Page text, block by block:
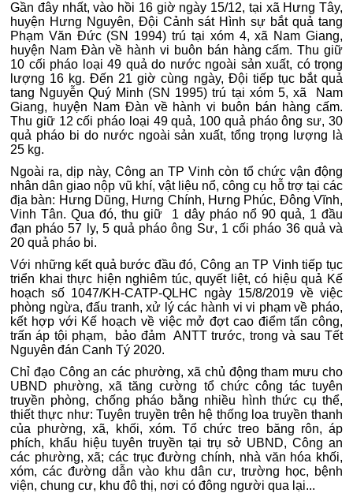
Gần đây nhất, vào hồi 16 giờ ngày 15/12, tại xã Hưng Tây,
huyện Hưng Nguyên, Đội Cảnh sát Hình sự bắt quả tang
Phạm Văn Đức (SN 1994) trú tại xóm 4, xã Nam Giang,
huyện Nam Đàn về hành vi buôn bán hàng cấm. Thu giữ
10 cối pháo loại 49 quả do nước ngoài sản xuất, có trọng
lượng 16 kg. Đến 21 giờ cùng ngày, Đội tiếp tục bắt quả
tang Nguyễn Quý Minh (SN 1995) trú tại xóm 5, xã Nam
Giang, huyện Nam Đàn về hành vi buôn bán hàng cấm.
Thu giữ 12 cối pháo loại 49 quả, 100 quả pháo ông sư, 30
quả pháo bi do nước ngoài sản xuất, tổng trọng lượng là
25 kg.
Ngoài ra, dịp này, Công an TP Vinh còn tổ chức vận động
nhân dân giao nộp vũ khí, vật liệu nổ, công cụ hỗ trợ tại các
địa bàn: Hưng Dũng, Hưng Chính, Hưng Phúc, Đông Vĩnh,
Vinh Tân. Qua đó, thu giữ 1 dây pháo nổ 90 quả, 1 đầu
đạn pháo 57 ly, 5 quả pháo ông Sư, 1 cối pháo 36 quả và
20 quả pháo bi.
Với những kết quả bước đầu đó, Công an TP Vinh tiếp tục
triển khai thực hiện nghiêm túc, quyết liệt, có hiệu quả Kế
hoạch số 1047/KH-CATP-QLHC ngày 15/8/2019 về việc
phòng ngừa, đấu tranh, xử lý các hành vi vi phạm về pháo,
kết hợp với Kế hoạch về việc mở đợt cao điểm tấn công,
trấn áp tội phạm, bảo đảm ANTT trước, trong và sau Tết
Nguyên đán Canh Tý 2020.
Chỉ đạo Công an các phường, xã chủ động tham mưu cho
UBND phường, xã tăng cường tổ chức công tác tuyên
truyền phòng, chống pháo bằng nhiều hình thức cụ thể,
thiết thực như: Tuyên truyền trên hệ thống loa truyền thanh
của phường, xã, khối, xóm. Tổ chức treo băng rôn, áp
phích, khẩu hiệu tuyên truyền tại trụ sở UBND, Công an
các phường, xã; các trục đường chính, nhà văn hóa khối,
xóm, các đường dẫn vào khu dân cư, trường học, bệnh
viện, chung cư, khu đô thị, nơi có đông người qua lại...